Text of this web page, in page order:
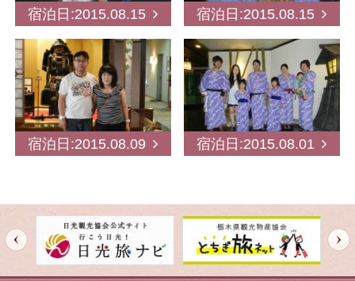
宿泊日:2015.08.15 宿泊日:2015.08.15
宿泊日:2015.08.09 宿泊日:2015.08.01
お部屋
温泉
料理
オールインクルーシブ